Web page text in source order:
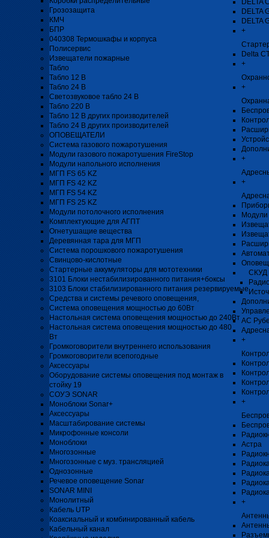
Грозозащита
КМЧ
БПР
040308 Термошкафы и корпуса
Полисервис
Извещатели пожарные
Табло
Табло 12 В
Табло 24 В
Светозвуковое табло 24 В
Табло 220 В
Табло 12 В других производителей
Табло 24 В других производителей
ОПОВЕЩАТЕЛИ
Система газового пожаротушения
Модули газового пожаротушения FireStop
Модули напольного исполнения
МГП FS 65 KZ
МГП FS 42 KZ
МГП FS 54 KZ
МГП FS 25 KZ
Модули потолочного исполнения
Комплектующие для АГПТ
Огнетушащие вещества
Деревянная тара для МГП
Система порошкового пожаротушения
Свинцово-кислотные
Стартерные аккумуляторы для мототехники
3101 Блоки нестабилизированного питания+боксы
3103 Блоки стабилизированного питания резервируемые
Средства и системы речевого оповещения,
Система оповещения мощностью до 60Вт
Настольная система оповещения мощностью до 240Вт
Настольная система оповещения мощностью до 480
Вт
Громкоговорители внутреннего использования
Громкоговорители всепогодные
Аксессуары
Оборудование системы оповещения под монтаж в
стойку 19
СОУЭ SONAR
Моноблоки Sonar+
Аксессуары
Масштабирование системы
Микрофонные консоли
Моноблоки
Многозонные
Многозонные с муз. трансляцией
Однозонные
Речевое оповещение Sonar
SONAR MINI
Монолитный
Кабель UTP
Коаксиальный и комбинированный кабель
Кабельный канал
DELTA
DELTA
DELTA
+
Delta
+
+
+
+
Модули
СКУД
АС
+
+
Астра
+